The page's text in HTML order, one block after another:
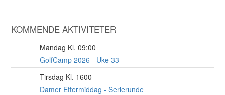
KOMMENDE AKTIVITETER
Mandag Kl. 09:00
GolfCamp 2026 - Uke 33
Tirsdag Kl. 1600
Damer Ettermiddag - Serierunde